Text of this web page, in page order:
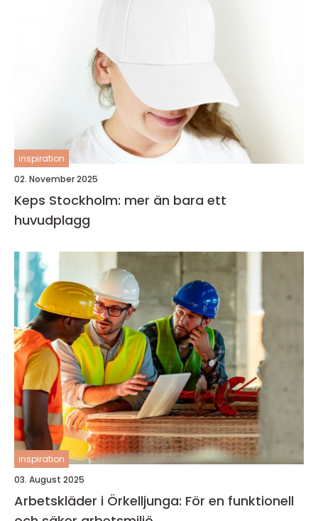
inspiration
02. November 2025
Keps Stockholm: mer än bara ett
huvudplagg
inspiration
03. August 2025
Arbetskläder i Örkelljunga: För en funktionell